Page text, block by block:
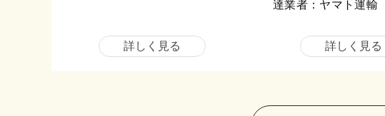
詳しく見る
達業者：ヤマト運輸
詳しく見る